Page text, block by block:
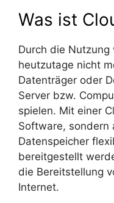
Was ist
Durch die Nutzung
heutzutage nicht
Datenträger oder
Server bzw.
spielen. Mit einer
Software, sondern
Datenspeicher
bereitgestellt
die Bereitstellung
Internet.